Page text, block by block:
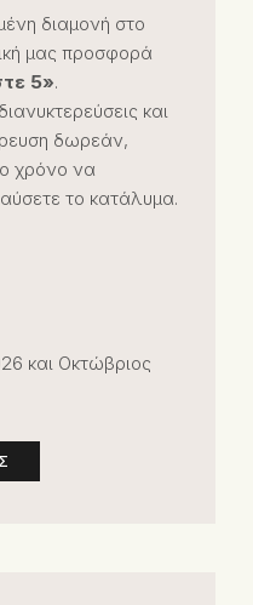
διαμονή στο
μας προσφορά
5».
και
δωρεάν,
χρόνο να
το κατάλυμα.
και Οκτώβριος